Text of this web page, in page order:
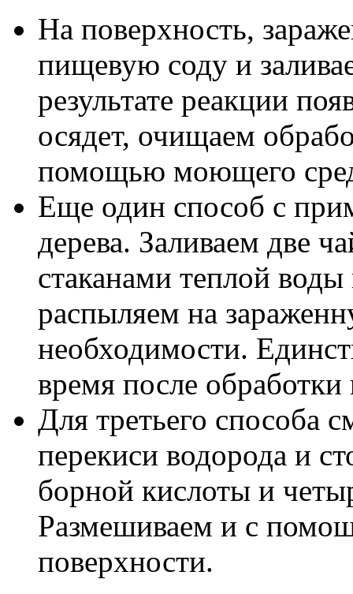
На поверхность,
пищевую соду и
результате реакции
осядет, очищаем
помощью моющего
Еще один способ с
дерева. Заливаем две
стаканами теплой
распыляем на
необходимости.
время после обработки
Для третьего способа
перекиси водорода и
борной кислоты и
Размешиваем и с
поверхности.